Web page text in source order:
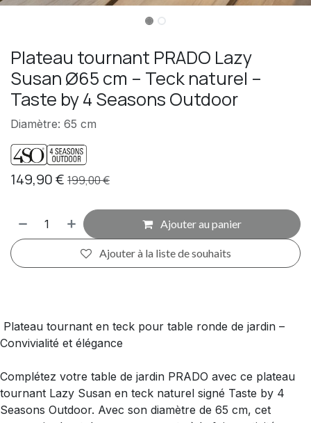
Plateau tournant PRADO Lazy
Susan Ø65 cm – Teck naturel –
Taste by 4 Seasons Outdoor
Diamètre: 65 cm
149,90€ 199,00€
Ajouter au panier
Ajouter à la liste de souhaits
Plateau tournant en teck pour table ronde de jardin –
Convivialité et élégance
Complétez votre table de jardin PRADO avec ce plateau
tournant Lazy Susan en teck naturel signé Taste by 4
Seasons Outdoor. Avec son diamètre de 65 cm, cet